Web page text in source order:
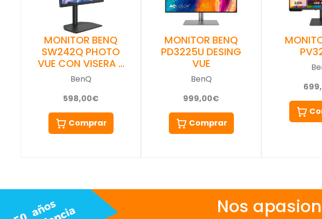
MONITOR BENQ
SW242Q PHOTO
VUE CON VISERA …
BenQ
598,00€
Comprar
MONITOR BENQ
PD3225U DESING
VUE
BenQ
999,00€
Comprar
Nos